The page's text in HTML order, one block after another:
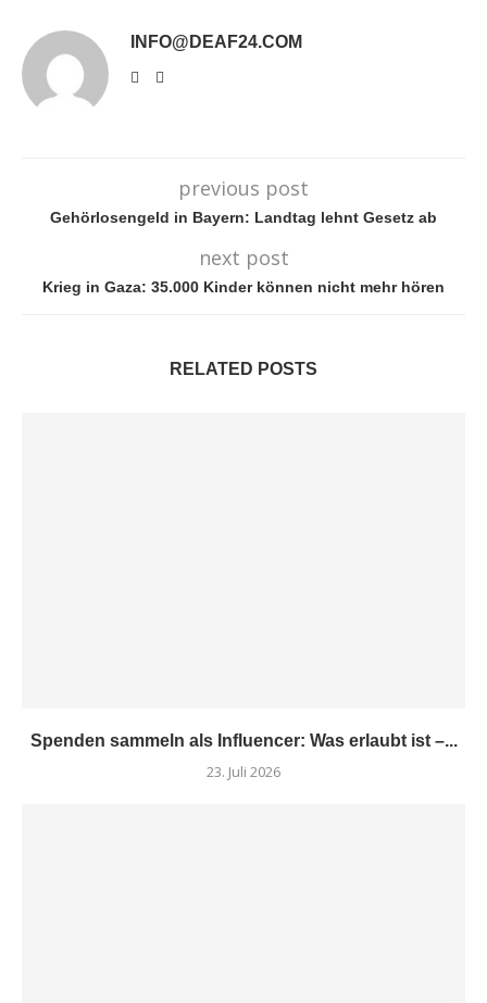
INFO@DEAF24.COM
previous post
Gehörlosengeld in Bayern: Landtag lehnt Gesetz ab
next post
Krieg in Gaza: 35.000 Kinder können nicht mehr hören
RELATED POSTS
Spenden sammeln als Influencer: Was erlaubt ist –...
23. Juli 2026